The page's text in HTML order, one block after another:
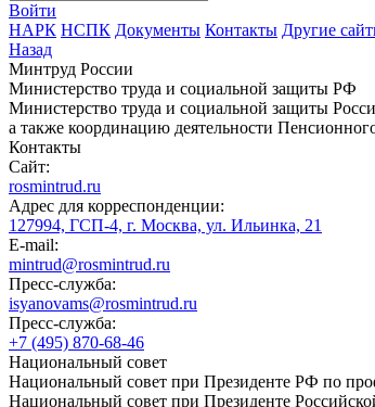
Войти
НАРК НСПК Документы Контакты Другие
Назад
Минтруд России
Министерство труда и социальной защиты РФ
Министерство труда и социальной защиты
а также координацию деятельности
Контакты
Сайт:
rosmintrud.ru
Адрес для корреспонденции:
127994, ГСП-4, г. Москва, ул. Ильинка, 21
E-mail:
mintrud@rosmintrud.ru
Пресс-служба:
isyanovams@rosmintrud.ru
Пресс-служба:
+7 (495) 870-68-46
Национальный совет
Национальный совет при Президенте РФ по
Национальный совет при Президенте